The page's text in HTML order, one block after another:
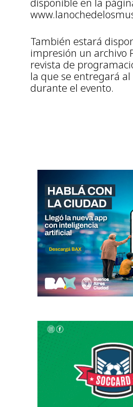
disponible en la
También estará
impresión un archivo
revista de
la que se entregará
durante el evento.